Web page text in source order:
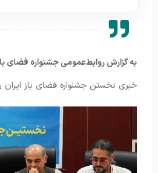
به گزارش روابط‌عمومی جشنواره فضای
خبری نخستن جشنواره فضای باز ایران